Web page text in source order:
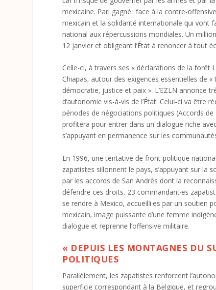
mexicaine. Pari gagné : face à la contre-
mexicain et la solidarité internationale qui vont
national aux répercussions mondiales. Un
12 janvier et obligeant l’État à renoncer à tout
Celle-ci, à travers ses « déclarations de la
Chiapas, autour des exigences essentielles de
démocratie, justice et paix ». L’EZLN annonce
d’autonomie vis-à-vis de l’État. Celui-ci va être
périodes de négociations politiques (Accords de
profitera pour entrer dans un dialogue riche
s’appuyant en permanence sur les
En 1996, une tentative de front politique
zapatistes sillonnent le pays, s’appuyant sur la
par les accords de San Andrès dont la
défendre ces droits, 23 commandant·es
se rendre à Mexico, accueilli·es par un soutien
mexicain, image puissante d’une femme
dialogue et reprenne l’offensive militaire.
« DEPUIS LES MONTAGNES DU
POLITIQUES
Parallèlement, les zapatistes renforcent
superficie correspondant à la Belgique, et